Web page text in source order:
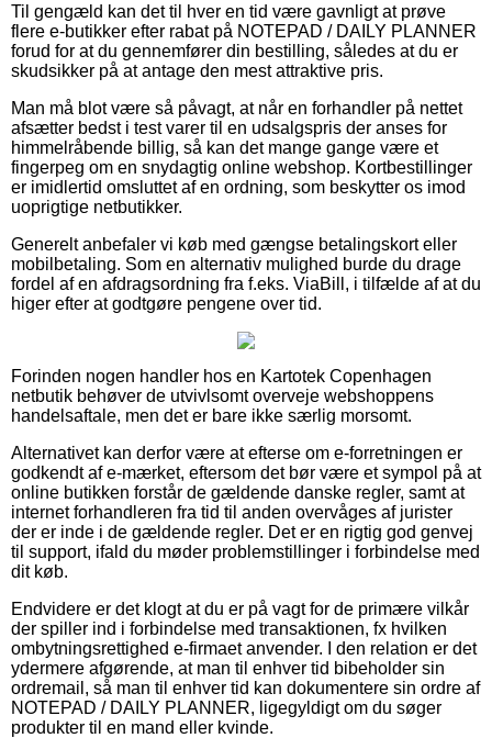
Til gengæld kan det til hver en tid være gavnligt at prøve
flere e-butikker efter rabat på NOTEPAD / DAILY PLANNER
forud for at du gennemfører din bestilling, således at du er
skudsikker på at antage den mest attraktive pris.
Man må blot være så påvagt, at når en forhandler på nettet
afsætter bedst i test varer til en udsalgspris der anses for
himmelråbende billig, så kan det mange gange være et
fingerpeg om en snydagtig online webshop. Kortbestillinger
er imidlertid omsluttet af en ordning, som beskytter os imod
uoprigtige netbutikker.
Generelt anbefaler vi køb med gængse betalingskort eller
mobilbetaling. Som en alternativ mulighed burde du drage
fordel af en afdragsordning fra f.eks. ViaBill, i tilfælde af at du
higer efter at godtgøre pengene over tid.
Forinden nogen handler hos en Kartotek Copenhagen
netbutik behøver de utvivlsomt overveje webshoppens
handelsaftale, men det er bare ikke særlig morsomt.
Alternativet kan derfor være at efterse om e-forretningen er
godkendt af e-mærket, eftersom det bør være et sympol på at
online butikken forstår de gældende danske regler, samt at
internet forhandleren fra tid til anden overvåges af jurister
der er inde i de gældende regler. Det er en rigtig god genvej
til support, ifald du møder problemstillinger i forbindelse med
dit køb.
Endvidere er det klogt at du er på vagt for de primære vilkår
der spiller ind i forbindelse med transaktionen, fx hvilken
ombytningsrettighed e-firmaet anvender. I den relation er det
ydermere afgørende, at man til enhver tid bibeholder sin
ordremail, så man til enhver tid kan dokumentere sin ordre af
NOTEPAD / DAILY PLANNER, ligegyldigt om du søger
produkter til en mand eller kvinde.